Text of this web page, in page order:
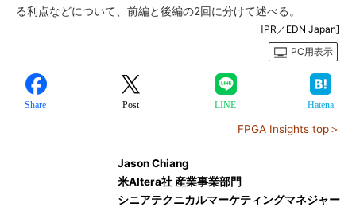
る利点などについて、前編と後編の2回に分けて述べる。
[PR／EDN Japan]
PC用表示
Share Post LINE Hatena
FPGA Insights top＞
Jason Chiang
米Altera社 産業事業部門
シニアテクニカルマーケティングマネジャー